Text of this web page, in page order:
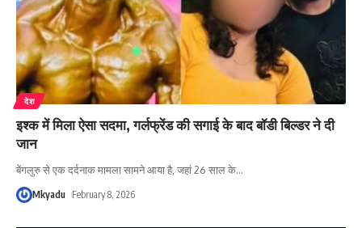
देश
इश्क में मिला ऐसा सदमा, गर्लफ्रेंड की सगाई के बाद बॉडी बिल्डर ने दी
जान
बेंगलुरु से एक दर्दनाक मामला सामने आया है, जहां 26 साल के…
Mkyadu February 8, 2026